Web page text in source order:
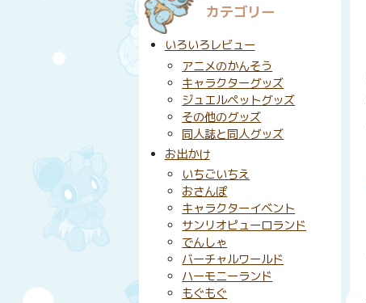
カテゴリー
いろいろレビュー
アニメのかんそう
キャラクターグッズ
ジュエルペットグッズ
その他のグッズ
同人誌と同人グッズ
お出かけ
いちごいちえ
おさんぽ
キャラクターイベント
サンリオピューロランド
でんしゃ
バーチャルワールド
ハーモニーランド
もぐもぐ